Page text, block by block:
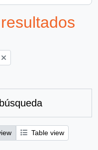
Table view